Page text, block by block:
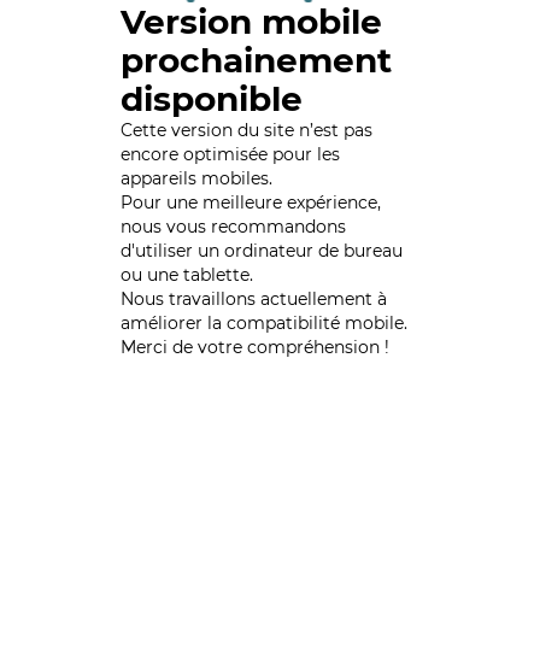
Version mobile
prochainement
disponible
Cette version du site n’est pas
encore optimisée pour les
appareils mobiles.
Pour une meilleure expérience,
nous vous recommandons
d'utiliser un ordinateur de bureau
ou une tablette.
Nous travaillons actuellement à
améliorer la compatibilité mobile.
Merci de votre compréhension !